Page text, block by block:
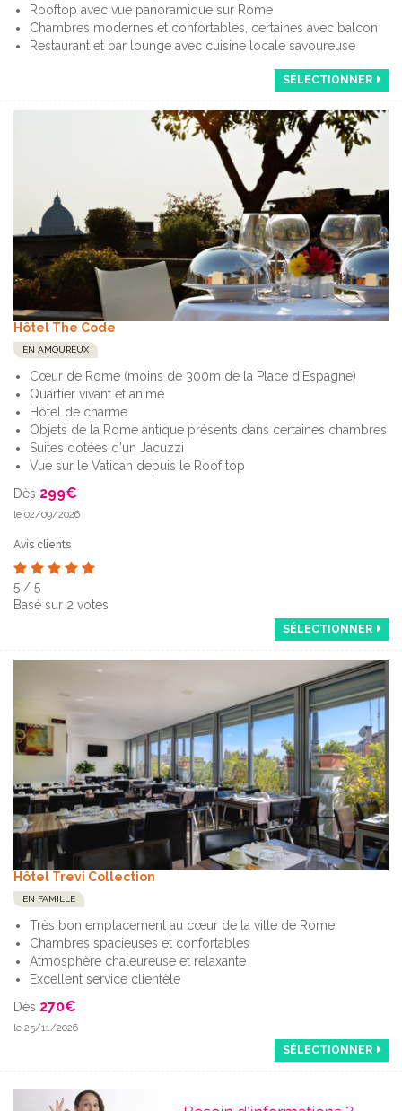
Rooftop avec vue panoramique sur Rome
Chambres modernes et confortables, certaines avec balcon
Restaurant et bar lounge avec cuisine locale savoureuse
SÉLECTIONNER
Hôtel The Code
EN AMOUREUX
Cœur de Rome (moins de 300m de la Place d'Espagne)
Quartier vivant et animé
Hôtel de charme
Objets de la Rome antique présents dans certaines chambres
Suites dotées d'un Jacuzzi
Vue sur le Vatican depuis le Roof top
Dès 299€
le 02/09/2026
Avis clients
5 / 5
Basé sur 2 votes
SÉLECTIONNER
Hôtel Trevi Collection
EN FAMILLE
Très bon emplacement au cœur de la ville de Rome
Chambres spacieuses et confortables
Atmosphère chaleureuse et relaxante
Excellent service clientèle
Dès 270€
le 25/11/2026
SÉLECTIONNER